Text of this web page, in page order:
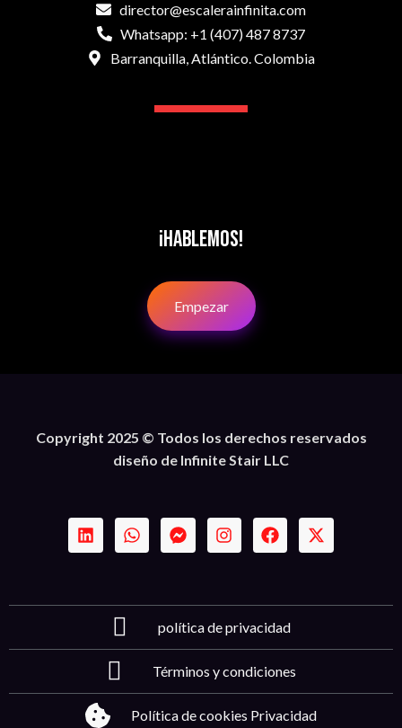
director@escalerainfinita.com
Whatsapp: +1 (407) 487 8737
Barranquilla, Atlántico. Colombia
¡Hablemos!
Empezar
Copyright 2025 © Todos los derechos reservados
diseño de Infinite Stair LLC
política de privacidad
Términos y condiciones
Política de cookies Privacidad